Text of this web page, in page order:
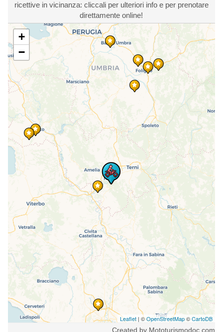
ricettive in vicinanza: cliccali per ulteriori info e per prenotare
direttamente online!
+
−
Leaflet | ©OpenStreetMap©CartoDB
Created by Mototurismodoc.com